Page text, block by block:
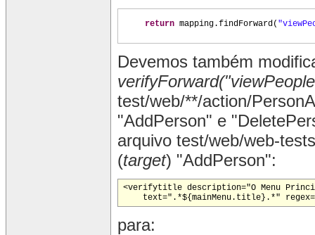
return mapping.findForward (
Devemos também
test/web/**/action/
"AddPerson" e
arquivo test/web/web-
(target) "AddPerson":
<verifytitle description="O Menu
text=".*${mainMenu.title}.*"
para: